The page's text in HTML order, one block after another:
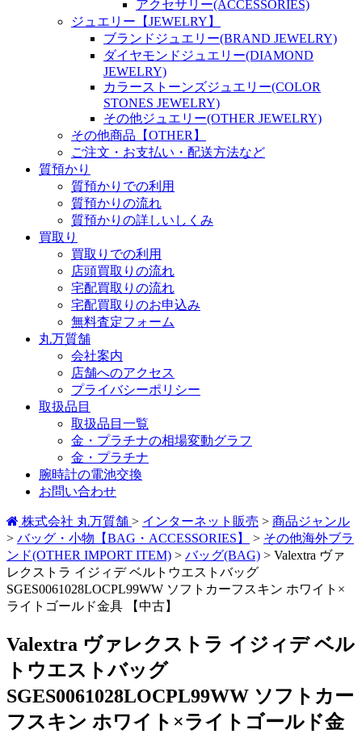
アクセサリー(ACCESSORIES)
ジュエリー【JEWELRY】
ブランドジュエリー(BRAND JEWELRY)
ダイヤモンドジュエリー(DIAMOND
JEWELRY)
カラーストーンズジュエリー(COLOR
STONES JEWELRY)
その他ジュエリー(OTHER JEWELRY)
その他商品【OTHER】
ご注文・お支払い・配送方法など
質預かり
質預かりでの利用
質預かりの流れ
質預かりの詳しいしくみ
買取り
買取りでの利用
店頭買取りの流れ
宅配買取りの流れ
宅配買取りのお申込み
無料査定フォーム
丸万質舗
会社案内
店舗へのアクセス
プライバシーポリシー
取扱品目
取扱品目一覧
金・プラチナの相場変動グラフ
金・プラチナ
腕時計の電池交換
お問い合わせ
株式会社 丸万質舗 > インターネット販売 > 商品ジャンル
> バッグ・小物【BAG・ACCESSORIES】 > その他海外ブラ
ンド(OTHER IMPORT ITEM) > バッグ(BAG) > Valextra ヴァ
レクストラ イジィデ ベルトウエストバッグ
SGES0061028LOCPL99WW ソフトカーフスキン ホワイト×
ライトゴールド金具 【中古】
Valextra ヴァレクストラ イジィデ ベル
トウエストバッグ
SGES0061028LOCPL99WW ソフトカー
フスキン ホワイト×ライトゴールド金